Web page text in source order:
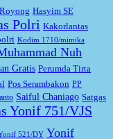
Hasyim SE
Polri Kakorlantas
Kodim 1710/mimika
Nuh
Gratis Perumda Tirta
Pos Serambakon PP
Saiful Chaniago Satgas
Yonif 751/VJS
521/DY Yonif